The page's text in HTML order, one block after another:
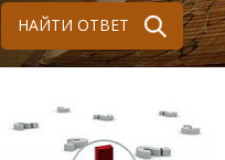
НАЙТИ ОТВЕТ